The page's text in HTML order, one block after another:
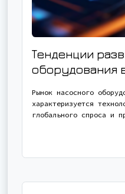
Тенденции
оборудования
Рынок насосного
характеризуется
глобального спроса и